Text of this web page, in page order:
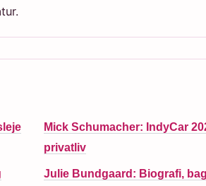
Mick Schumacher: IndyCar
privatliv
Julie Bundgaard: Biografi,